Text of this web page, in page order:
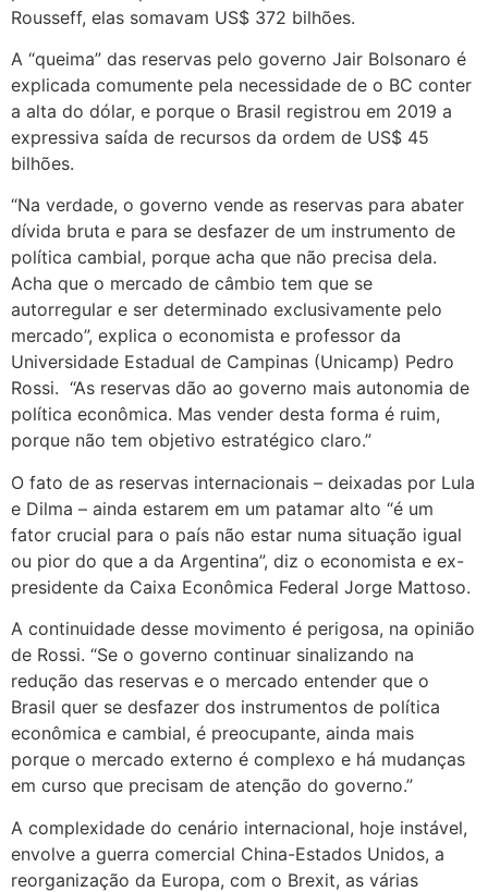
Rousseff, elas somavam US$ 372 bilhões.
A “queima” das reservas pelo governo Jair Bolsonaro é
explicada comumente pela necessidade de o BC conter
a alta do dólar, e porque o Brasil registrou em 2019 a
expressiva saída de recursos da ordem de US$ 45
bilhões.
“Na verdade, o governo vende as reservas para abater
dívida bruta e para se desfazer de um instrumento de
política cambial, porque acha que não precisa dela.
Acha que o mercado de câmbio tem que se
autorregular e ser determinado exclusivamente pelo
mercado”, explica o economista e professor da
Universidade Estadual de Campinas (Unicamp) Pedro
Rossi. “As reservas dão ao governo mais autonomia de
política econômica. Mas vender desta forma é ruim,
porque não tem objetivo estratégico claro.”
O fato de as reservas internacionais – deixadas por Lula
e Dilma – ainda estarem em um patamar alto “é um
fator crucial para o país não estar numa situação igual
ou pior do que a da Argentina”, diz o economista e ex-
presidente da Caixa Econômica Federal Jorge Mattoso.
A continuidade desse movimento é perigosa, na opinião
de Rossi. “Se o governo continuar sinalizando na
redução das reservas e o mercado entender que o
Brasil quer se desfazer dos instrumentos de política
econômica e cambial, é preocupante, ainda mais
porque o mercado externo é complexo e há mudanças
em curso que precisam de atenção do governo.”
A complexidade do cenário internacional, hoje instável,
envolve a guerra comercial China-Estados Unidos, a
reorganização da Europa, com o Brexit, as várias